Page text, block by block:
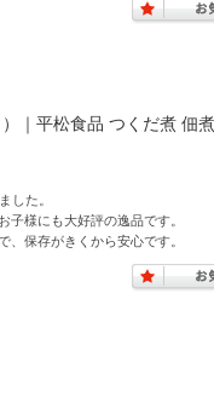
｜平松食品 つくだ煮 佃
した。
子様にも大好評の逸品です。
、保存がきくから安心です。